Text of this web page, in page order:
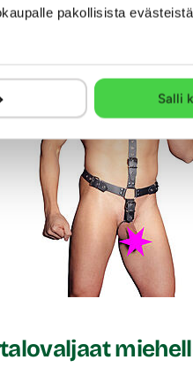
pakollisista
Salli